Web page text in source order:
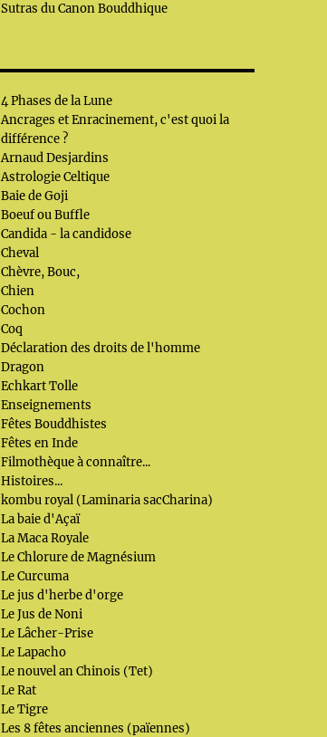
Sutras du Canon Bouddhique
4 Phases de la Lune
Ancrages et Enracinement, c'est quoi la
différence ?
Arnaud Desjardins
Astrologie Celtique
Baie de Goji
Boeuf ou Buffle
Candida - la candidose
Cheval
Chèvre, Bouc,
Chien
Cochon
Coq
Déclaration des droits de l'homme
Dragon
Echkart Tolle
Enseignements
Fêtes Bouddhistes
Fêtes en Inde
Filmothèque à connaître...
Histoires...
kombu royal (Laminaria sacCharina)
La baie d'Açaï
La Maca Royale
Le Chlorure de Magnésium
Le Curcuma
Le jus d'herbe d'orge
Le Jus de Noni
Le Lâcher-Prise
Le Lapacho
Le nouvel an Chinois (Tet)
Le Rat
Le Tigre
Les 8 fêtes anciennes (païennes)